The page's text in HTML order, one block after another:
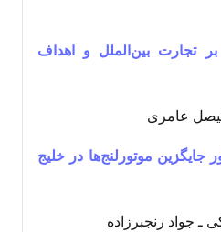
بر تجارت بین‌‌الملل و اهداف
عامری
جایگزین موتورلنج‌‌ها در خلیج
ـ جواد رنجبرزاده